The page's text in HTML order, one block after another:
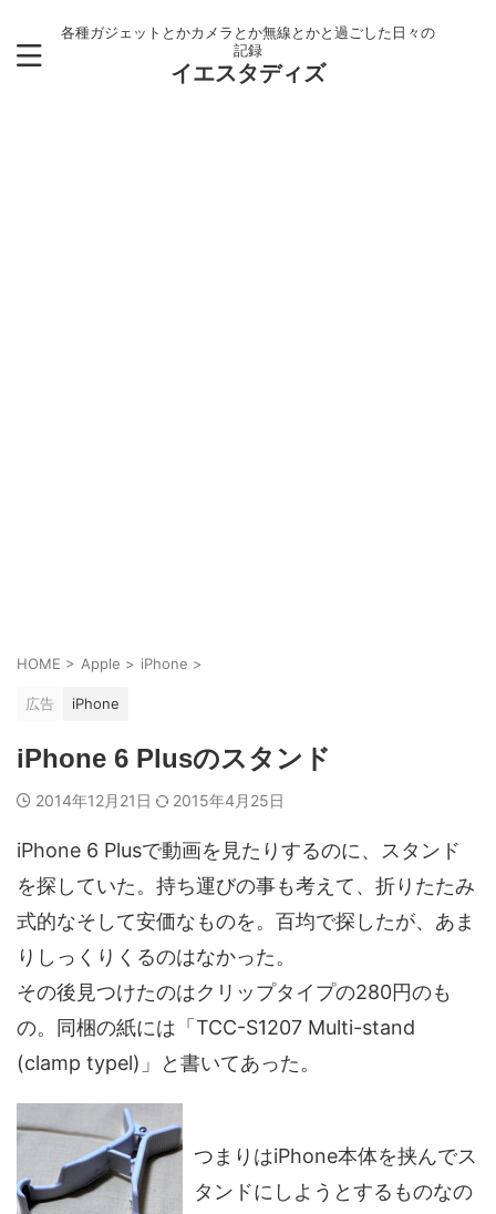
各種ガジェットとかカメラとか無線とかと過ごした日々の
記録
イエスタディズ
HOME > Apple > iPhone >
広告 iPhone
iPhone 6 Plusのスタンド
2014年12月21日 2015年4月25日
iPhone 6 Plusで動画を見たりするのに、スタンド
を探していた。持ち運びの事も考えて、折りたたみ
式的なそして安価なものを。百均で探したが、あま
りしっくりくるのはなかった。
その後見つけたのはクリップタイプの280円のも
の。同梱の紙には「TCC-S1207 Multi-stand
(clamp typel)」と書いてあった。
つまりはiPhone本体を挟んでス
タンドにしようとするものなの